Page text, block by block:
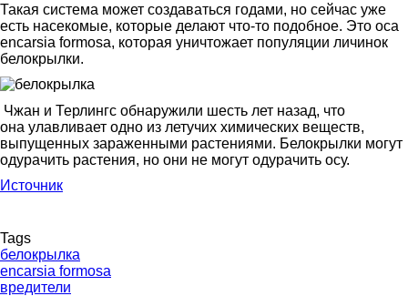
Такая система может создаваться годами, но сейчас уже
есть насекомые, которые делают что-то подобное. Это оса
encarsia formosa, которая уничтожает популяции личинок
белокрылки.
Чжан и Терлингс обнаружили шесть лет назад, что
она улавливает одно из летучих химических веществ,
выпущенных зараженными растениями. Белокрылки могут
одурачить растения, но они не могут одурачить осу.
Источник
Tags
белокрылка
encarsia formosa
вредители